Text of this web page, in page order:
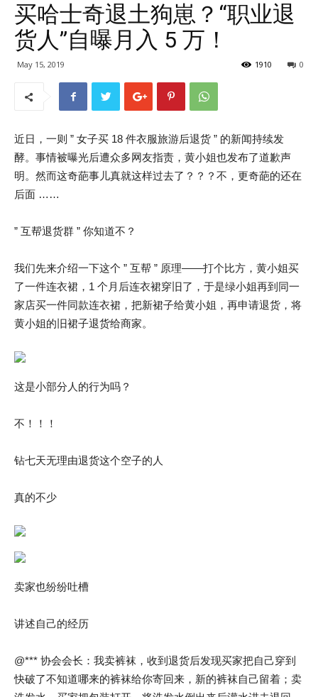
买哈士奇退土狗崽？“职业退
货人”自曝月入 5 万！
May 15, 2019 0
1910
近日，一则 ” 女子买 18 件衣服旅游后退货 ” 的新闻持续发
酵。事情被曝光后遭众多网友指责，黄小姐也发布了道歉声
明。然而这奇葩事儿真就这样过去了？？？不，更奇葩的还在
后面 ……
” 互帮退货群 ” 你知道不？
我们先来介绍一下这个 ” 互帮 ” 原理——打个比方，黄小姐买
了一件连衣裙，1 个月后连衣裙穿旧了，于是绿小姐再到同一
家店买一件同款连衣裙，把新裙子给黄小姐，再申请退货，将
黄小姐的旧裙子退货给商家。
这是小部分人的行为吗？
不！！！
钻七天无理由退货这个空子的人
真的不少
卖家也纷纷吐槽
讲述自己的经历
@*** 协会会长：我卖裤袜，收到退货后发现买家把自己穿到
快破了不知道哪来的裤袜给你寄回来，新的裤袜自己留着；卖